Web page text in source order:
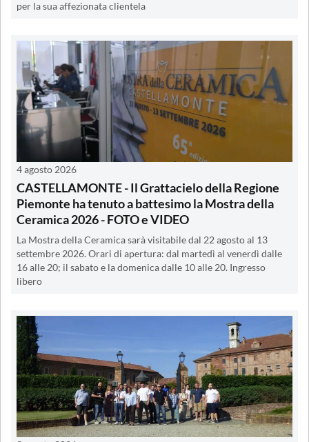
per la sua affezionata clientela
4 agosto 2026
CASTELLAMONTE - Il Grattacielo della Regione
Piemonte ha tenuto a battesimo la Mostra della
Ceramica 2026 - FOTO e VIDEO
La Mostra della Ceramica sarà visitabile dal 22 agosto al 13
settembre 2026. Orari di apertura: dal martedì al venerdì dalle
16 alle 20; il sabato e la domenica dalle 10 alle 20. Ingresso
libero